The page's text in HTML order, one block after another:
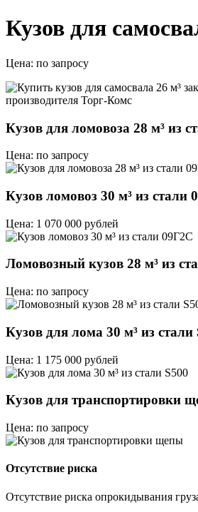
Кузов для
Цена: по запросу
Кузов для ломовоза 28 м³ из
Цена: по запросу
Кузов ломовоз 30 м³ из стали
Цена: 1 070 000 рублей
Ломовозный кузов 28 м³ из
Цена: по запросу
Кузов для лома 30 м³ из стали
Цена: 1 175 000 рублей
Кузов для транспортировки
Цена: по запросу
Отсутствие риска
Отсутствие риска опрокидывания